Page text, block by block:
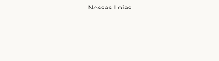
Nossas Lojas